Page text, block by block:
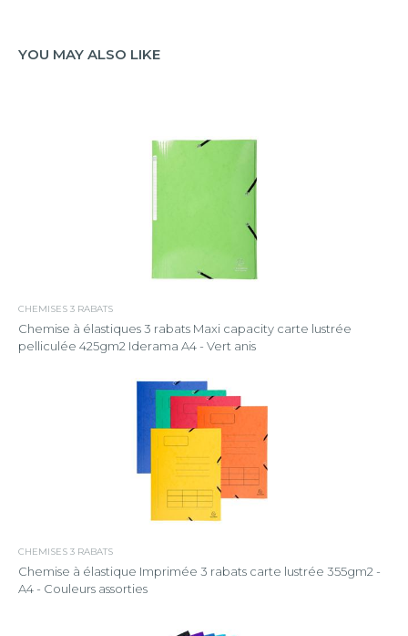
YOU MAY ALSO LIKE
CHEMISES 3 RABATS
Chemise à élastiques 3 rabats Maxi capacity carte lustrée
pelliculée 425gm2 Iderama A4 - Vert anis
CHEMISES 3 RABATS
Chemise à élastique Imprimée 3 rabats carte lustrée 355gm2 -
A4 - Couleurs assorties